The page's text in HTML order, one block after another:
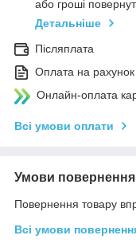
або гроші
Детальніше
Післяплата
Оплата на рахунок
Онлайн-оплата
Всі умови оплати
Умови повернення
Повернення товару
Всі умови